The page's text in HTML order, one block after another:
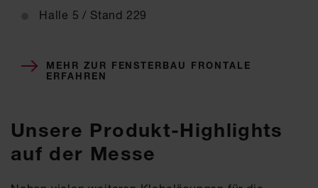
Halle 5 / Stand 229
MEHR ZUR FENSTERBAU FRONTALE
ERFAHREN
Unsere Produkt-Highlights
auf der Messe